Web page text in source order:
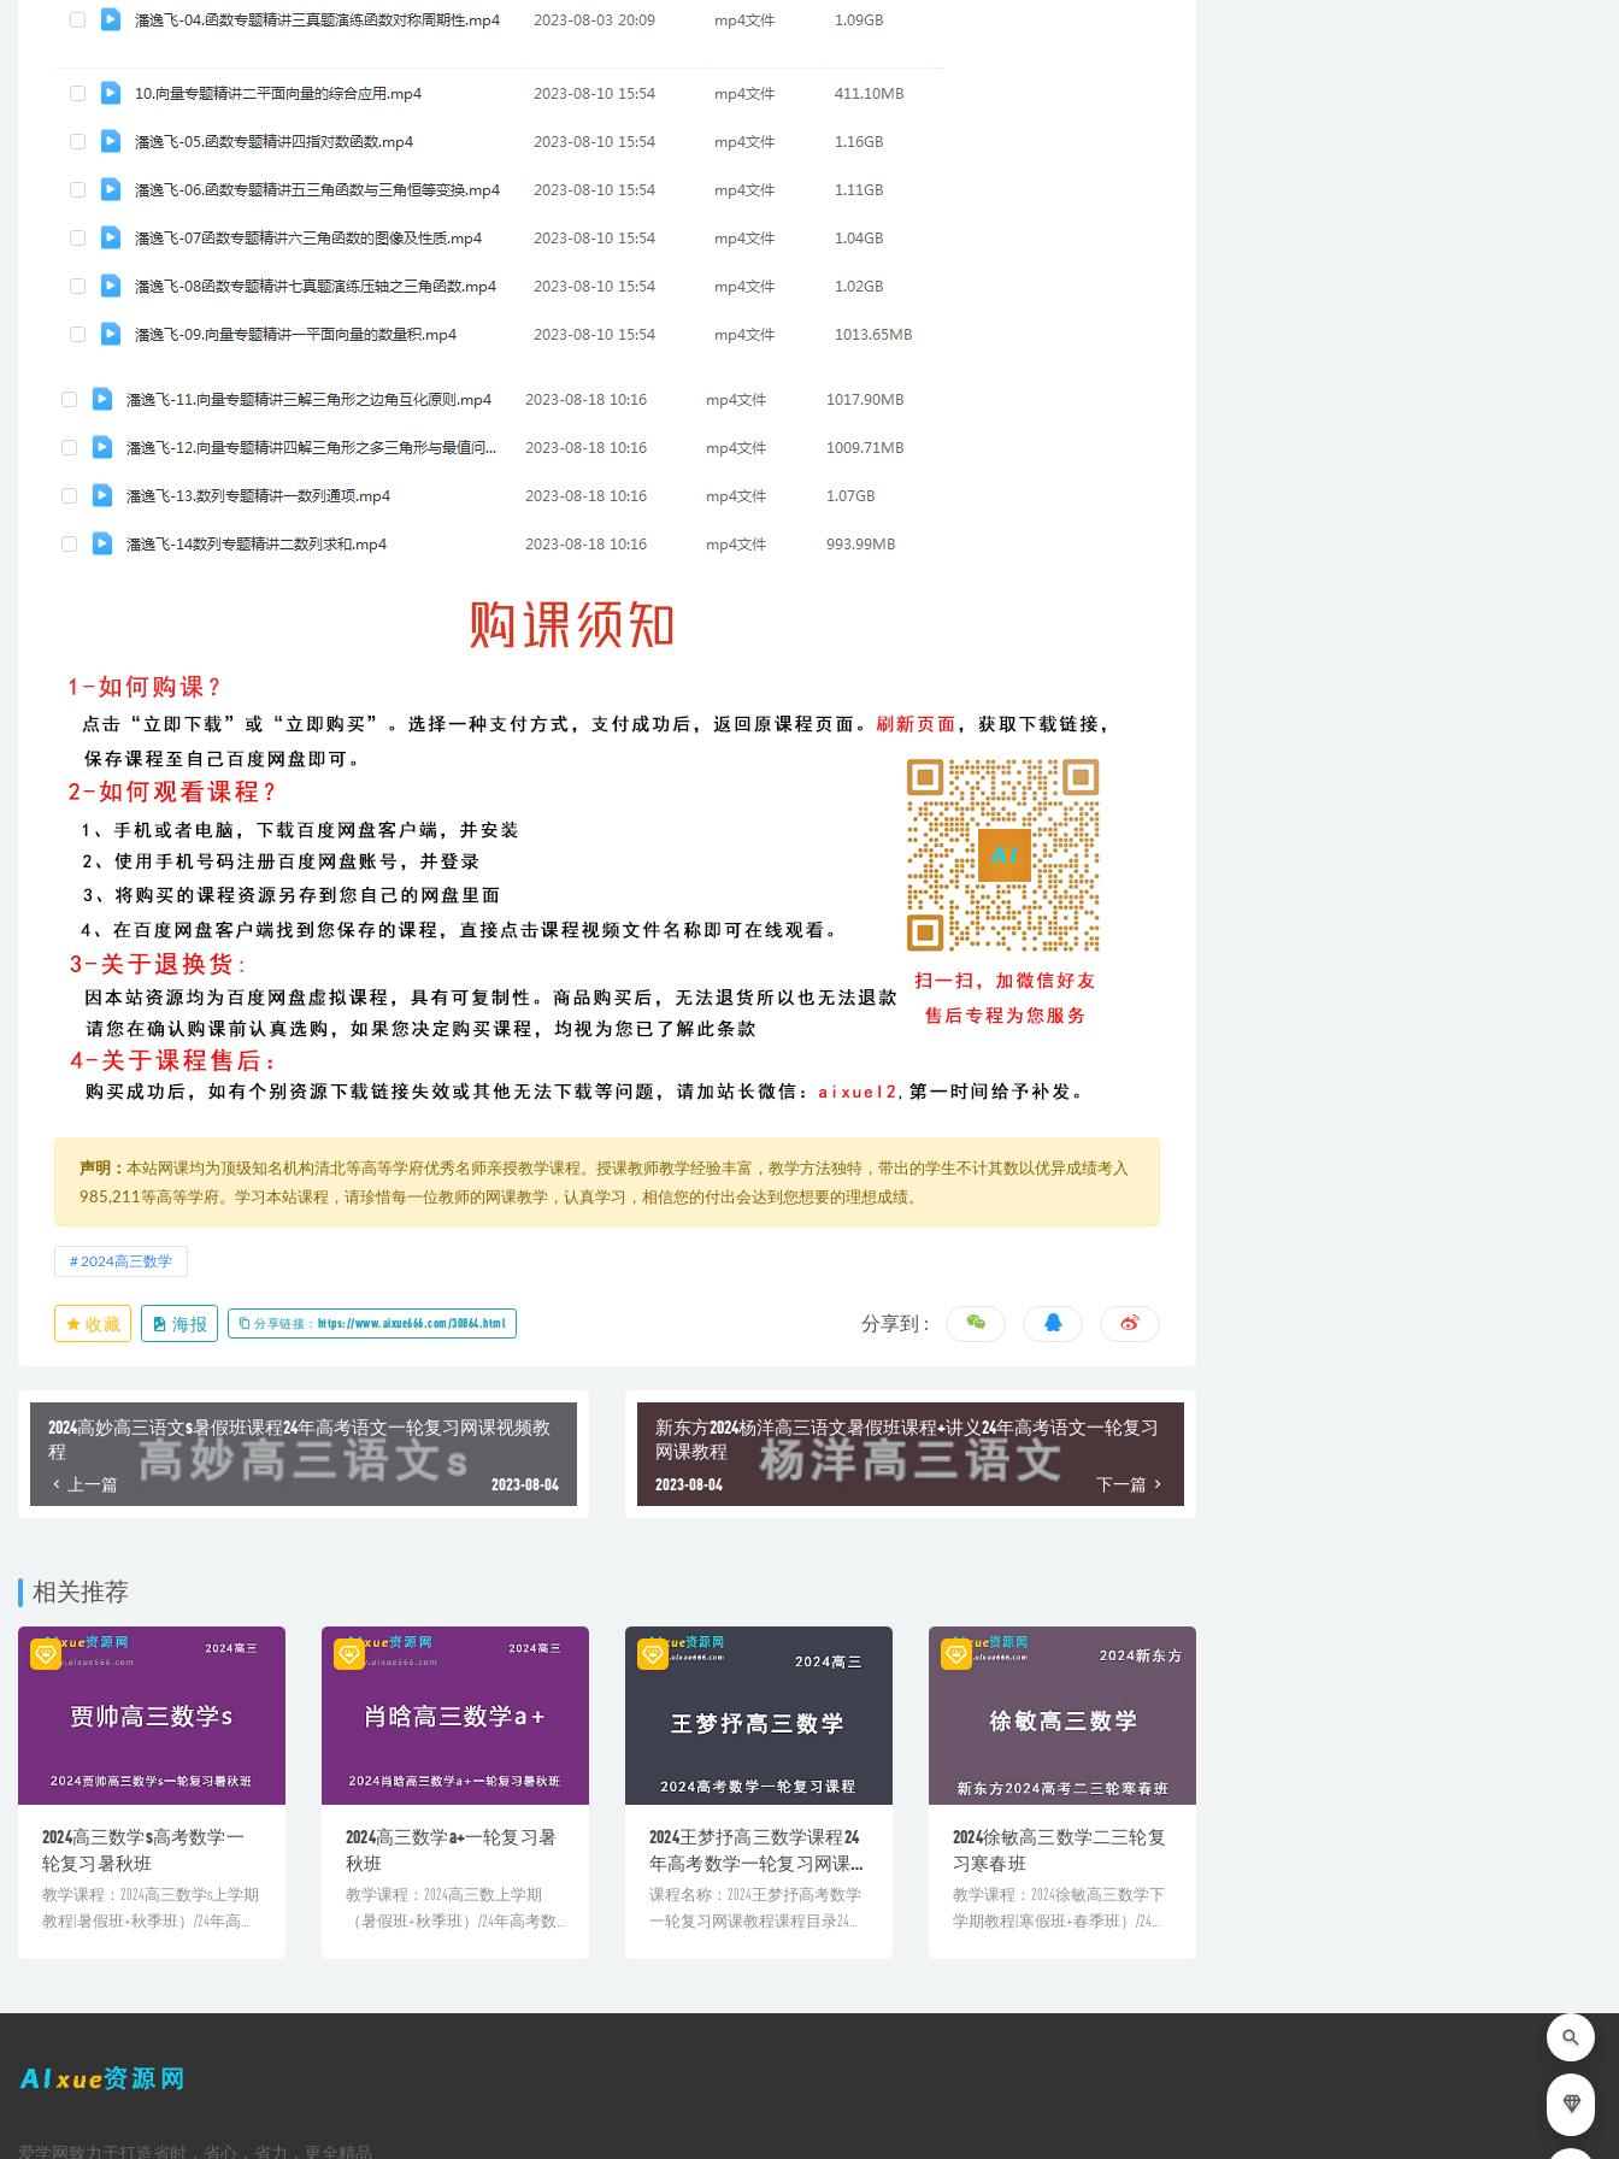
声明： 本站网课均为顶级知名机构清北等高等学府优秀名师亲授教学课程。授课教师教学经验丰富，教学方法独特，带出的学生不计其数以优异成绩考入
985,211等高等学府。学习本站课程，请珍惜每一位教师的网课教学，认真学习，相信您的付出会达到您想要的理想成绩。
2024高三数学
收藏 海报 分享链接：https://www.aixue666.com/30864.html 分享到 :
2024高妙高三语文s暑假班课程24年高考语文一轮复习网课视频教
程
上一篇 2023-08-04
新东方2024杨洋高三语文暑假班课程+讲义24年高考语文一轮复习
网课教程
2023-08-04 下一篇
相关推荐
2024高三数学s高考数学一
轮复习暑秋班
教学课程：2024高三数学s上学期
教程(暑假班+秋季班）/24年高考
2024高三数学a+一轮复习暑
秋班
教学课程：2024高三数上学期
（暑假班+秋季班）/24年高考数
2024王梦抒高三数学课程24
年高考数学一轮复习网课
教程
课程名称：2024王梦抒高考数学
一轮复习网课教程课程目录24年
2024徐敏高三数学二三轮复
习寒春班
教学课程：2024徐敏高三数学下
学期教程(寒假班+春季班）/24年
爱学网致力于打造省时，省心，省力，更全精品